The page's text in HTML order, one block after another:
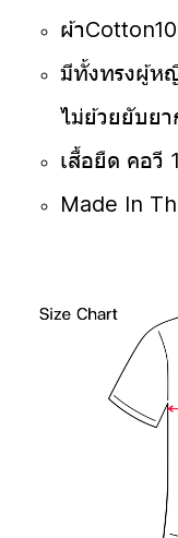
ผ้า
มีทั้งทรงผู้ห
ไม่ย้วยยับยา
เสื้อยืด คอวี
Made In